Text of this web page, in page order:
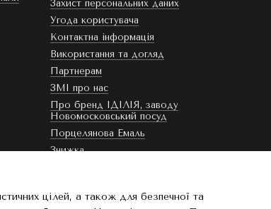
Захист персональних даних
Угода користувача
Контактна інформація
Використання та догляд
Партнерам
ЗМІ про нас
Про бренд ІДІЛІЯ, заводу
Новомосковський посуд
Порцелянова Емаль
Знижка
цілей, а також для безпечної та